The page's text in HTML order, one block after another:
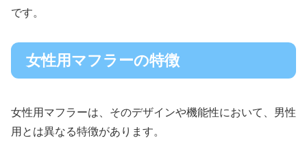
です。
女性用マフラーの特徴
女性用マフラーは、そのデザインや機能性において、男性
用とは異なる特徴があります。